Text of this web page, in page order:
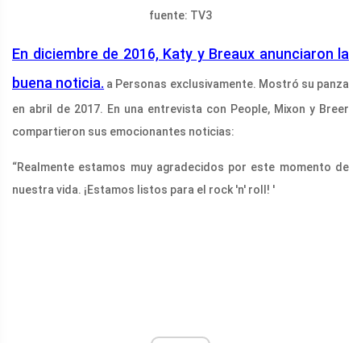
fuente: TV3
En diciembre de 2016, Katy y Breaux anunciaron la
buena noticia. a Personas exclusivamente. Mostró su panza
en abril de 2017. En una entrevista con People, Mixon y Breer
compartieron sus emocionantes noticias:
“Realmente estamos muy agradecidos por este momento de
nuestra vida. ¡Estamos listos para el rock 'n' roll! '